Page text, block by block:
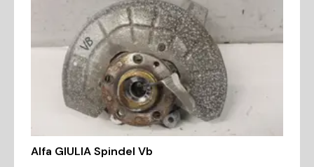
Alfa GIULIA Spindel Vb